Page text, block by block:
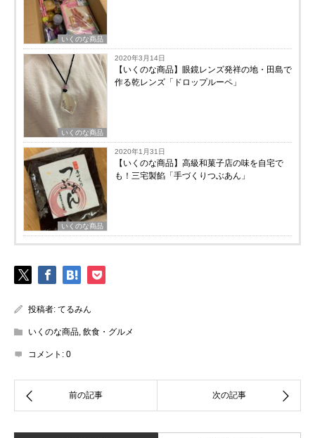
いくのな商品
いくのな商品
2020年3月14日
【いくのな商品】眼鏡レンズ発祥の地・田島で
作る乾レンズ「ドロップルーペ」
いくのな商品
2020年1月31日
【いくのな商品】高級和菓子店の味を自宅で
も！三宅製餡「手づくりつぶあん」
投稿者: てるみん
いくのな商品, 飲食・グルメ
コメント: 0